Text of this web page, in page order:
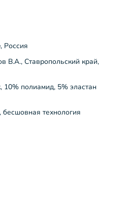
Россия
В.А., Ставропольский край,
10% полиамид, 5% эластан
бесшовная технология